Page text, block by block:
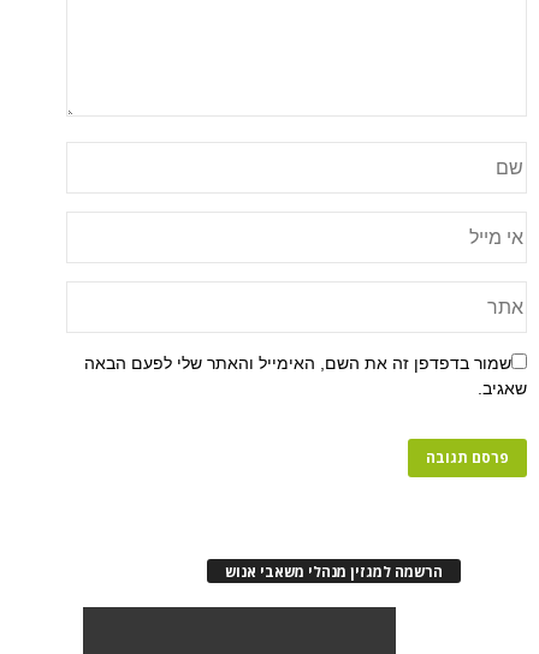
שמור בדפדפן זה את השם, האימייל והאתר שלי לפעם הבאה
שאגיב.
הרשמה למגזין מנהלי משאבי אנוש